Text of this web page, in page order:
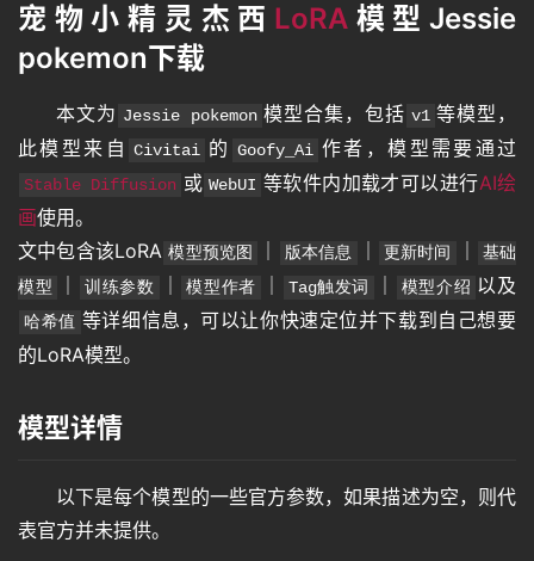
宠物小精灵杰西 LoRA模型Jessie
pokemon下载
本文为 Jessie pokemon 模型合集，包括 v1 等模型，
此模型来自 Civitai 的 Goofy_Ai 作者，模型需要通过
Stable Diffusion 或 WebUI 等软件内加载才可以进行AI绘
画使用。
文中包含该LoRA 模型预览图 版本信息 更新时间
基础
模型
训练参数 模型作者 Tag触发词 模型介绍 以及
哈希值 等详细信息，可以让你快速定位并下载到自己想要
的LoRA模型。
模型详情
以下是每个模型的一些官方参数，如果描述为空，则代
表官方并未提供。